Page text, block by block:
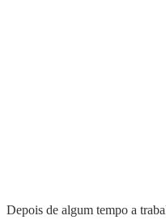
Depois de algum tempo a